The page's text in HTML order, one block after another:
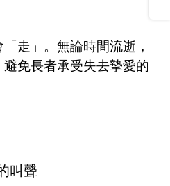
走」。無論時間流逝，
免長者承受失去摯愛的
叫聲